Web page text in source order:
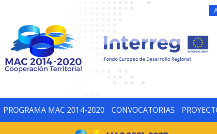
PROGRAMA MAC 2014-2020 CONVOCATORIAS